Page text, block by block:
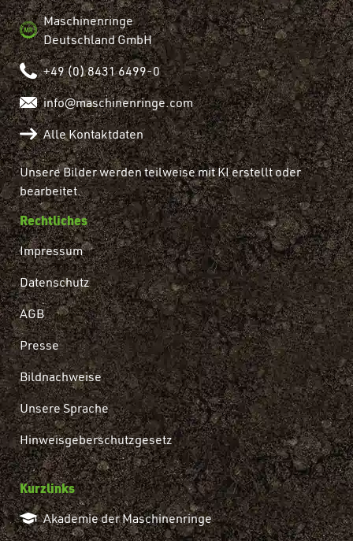
Maschinenringe
Deutschland GmbH
+49 (0) 8431 6499-0
info@maschinenringe.com
Alle Kontaktdaten
Unsere Bilder werden teilweise mit KI erstellt oder
bearbeitet.
Rechtliches
Impressum
Datenschutz
AGB
Presse
Bildnachweise
Unsere Sprache
Hinweisgeberschutzgesetz
Kurzlinks
Akademie der Maschinenringe